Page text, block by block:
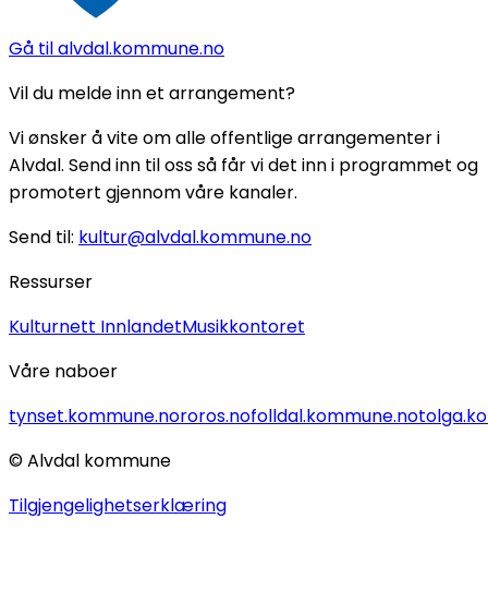
Gå til alvdal.kommune.no
Vil du melde inn et arrangement?
Vi ønsker å vite om alle offentlige arrangementer i
Alvdal. Send inn til oss så får vi det inn i programmet og
promotert gjennom våre kanaler.
Send til: kultur@alvdal.kommune.no
Ressurser
Kulturnett InnlandetMusikkontoret
Våre naboer
tynset.kommune.nororos.nofolldal.kommune.no
© Alvdal kommune
Tilgjengelighetserklæring